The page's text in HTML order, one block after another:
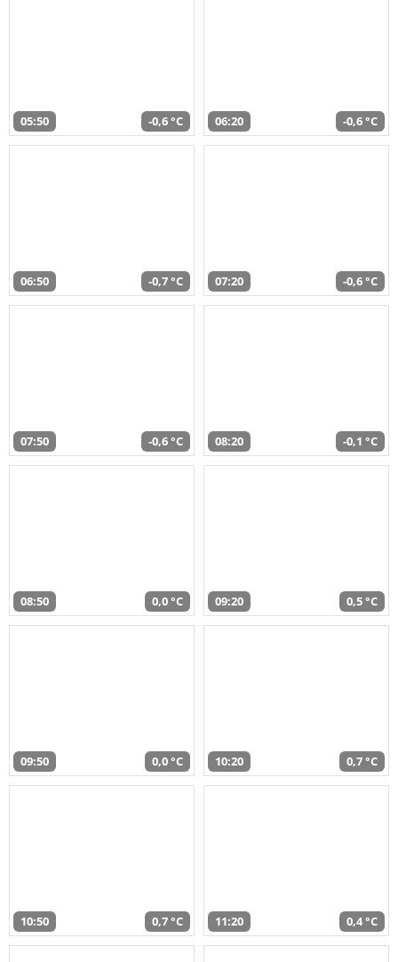
05:50 -0,6 °C 06:20 -0,6 °C
06:50 -0,7 °C 07:20 -0,6 °C
07:50 -0,6 °C 08:20 -0,1 °C
08:50 0,0 °C 09:20 0,5 °C
09:50 0,0 °C 10:20 0,7 °C
10:50 0,7 °C 11:20 0,4 °C